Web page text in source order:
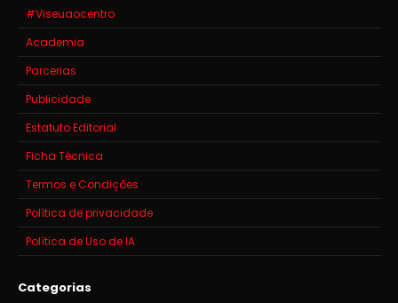
#Viseuaocentro
Academia
Parcerias
Publicidade
Estatuto Editorial
Ficha Técnica
Termos e Condições
Política de privacidade
Política de Uso de IA
Categorias